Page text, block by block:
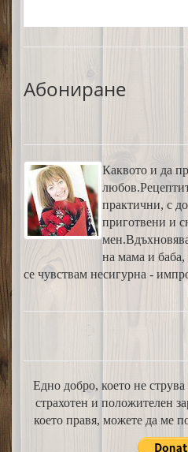
Абониране
Каквото и да
практични, с
приготвени и
на мама и баба,
се чувствам несигурна -
Едно добро, което не
страхотен и положителен
което правя, можете да ме